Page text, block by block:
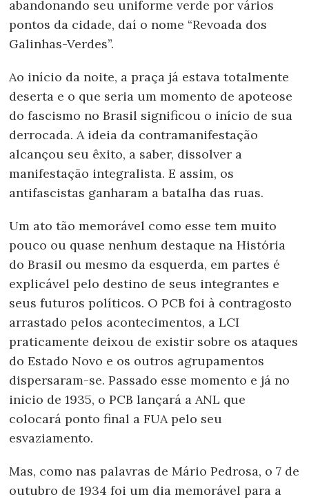
abandonando seu uniforme verde por vários
pontos da cidade, daí o nome “Revoada dos
Galinhas-Verdes”.
Ao início da noite, a praça já estava totalmente
deserta e o que seria um momento de apoteose
do fascismo no Brasil significou o início de sua
derrocada. A ideia da contramanifestação
alcançou seu êxito, a saber, dissolver a
manifestação integralista. E assim, os
antifascistas ganharam a batalha das ruas.
Um ato tão memorável como esse tem muito
pouco ou quase nenhum destaque na História
do Brasil ou mesmo da esquerda, em partes é
explicável pelo destino de seus integrantes e
seus futuros políticos. O PCB foi à contragosto
arrastado pelos acontecimentos, a LCI
praticamente deixou de existir sobre os ataques
do Estado Novo e os outros agrupamentos
dispersaram-se. Passado esse momento e já no
inicio de 1935, o PCB lançará a ANL que
colocará ponto final a FUA pelo seu
esvaziamento.
Mas, como nas palavras de Mário Pedrosa, o 7 de
outubro de 1934 foi um dia memorável para a